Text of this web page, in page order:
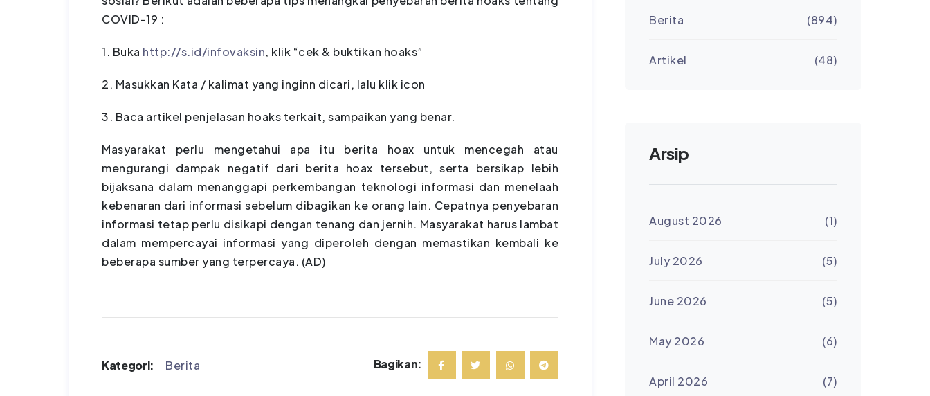
COVID-19 :
1. Buka http://s.id/infovaksin, klik “cek & buktikan hoaks”
2. Masukkan Kata / kalimat yang inginn dicari, lalu klik icon
3. Baca artikel penjelasan hoaks terkait, sampaikan yang benar.
Masyarakat perlu mengetahui apa itu berita hoax untuk mencegah atau
mengurangi dampak negatif dari berita hoax tersebut, serta bersikap lebih
bijaksana dalam menanggapi perkembangan teknologi informasi dan menelaah
kebenaran dari informasi sebelum dibagikan ke orang lain. Cepatnya penyebaran
informasi tetap perlu disikapi dengan tenang dan jernih. Masyarakat harus lambat
dalam mempercayai informasi yang diperoleh dengan memastikan kembali ke
beberapa sumber yang terpercaya. (AD)
Kategori: Berita Bagikan:
Berita (894)
Artikel (48)
Arsip
August 2026 (1)
July 2026 (5)
June 2026 (5)
May 2026 (6)
April 2026 (7)